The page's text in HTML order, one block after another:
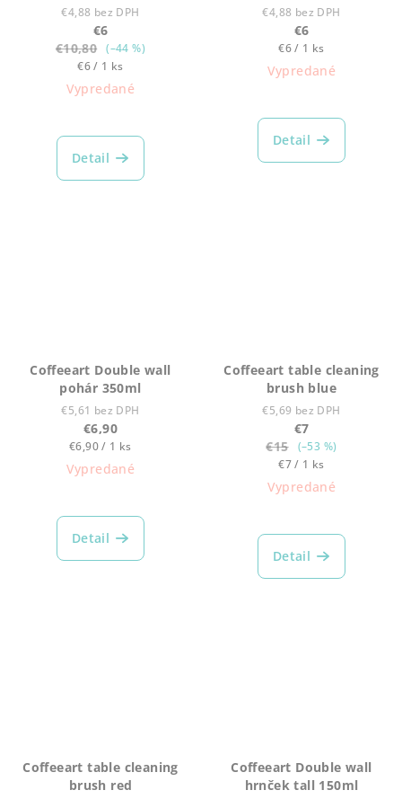
€4,88 bez DPH
€6
€10,80
(–44 %)
Jednotková
cena:
€6 / 1 ks
Vypredané
Detail
€4,88 bez DPH
€6
Jednotková
cena:
€6 / 1 ks
Vypredané
Detail
Coffeeart Double wall
pohár 350ml
€5,61 bez DPH
€6,90
Jednotková
cena:
€6,90 / 1 ks
Vypredané
Detail
Coffeeart table cleaning
brush blue
€5,69 bez DPH
€7
€15
(–53 %)
Jednotková
cena:
€7 / 1 ks
Vypredané
Detail
Coffeeart table cleaning
brush red
Coffeeart Double wall
hrnček tall 150ml